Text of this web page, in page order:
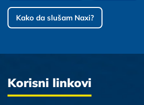
Kako da slušam Naxi?
Korisni linkovi